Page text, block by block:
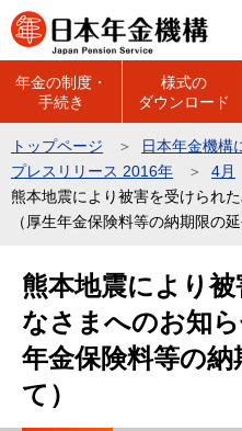
こ
の
の
先
年金の制度・
手続き
様式の
ダウンロード
トップページ 日本年金機構
プレスリリース 2016年
4月
熊本地震により被害を受けられ
（厚生年金保険料等の納期限の延
熊本地震により
なさまへのお知
年金保険料等の
て）